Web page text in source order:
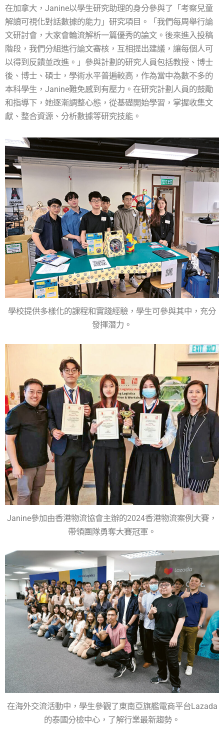
在加拿大，Janine以學生研究助理的身分參與了「考察兒童
解讀可視化對話數據的能力」研究項目。「我們每周舉行論
文研討會，大家會輪流解析一篇優秀的論文。後來進入投稿
階段，我們分組進行論文審核，互相提出建議，讓每個人可
以得到反饋並改進。」參與計劃的研究人員包括教授、博士
後、博士、碩士，學術水平普遍較高，作為當中為數不多的
本科學生，Janine難免感到有壓力。在研究計劃人員的鼓勵
和指導下，她逐漸調整心態，從基礎開始學習，掌握收集文
獻、整合資源、分析數據等研究技能。
學校提供多樣化的課程和實踐經驗，學生可參與其中，充分
發揮潛力。
Janine參加由香港物流協會主辦的2024香港物流案例大賽，
帶領團隊勇奪大賽冠軍。
在海外交流活動中，學生參觀了東南亞旗艦電商平台Lazada
的泰國分檢中心，了解行業最新趨勢。